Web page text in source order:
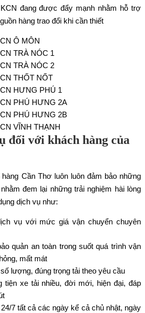
đang được đẩy mạnh nhằm hỗ trợ
hàng trao đổi khi cần thiết
Ô MÔN
TRÀ NÓC 1
TRÀ NÓC 2
THỐT NỐT
HƯNG PHÚ 1
PHÚ HƯNG 2A
PHÚ HƯNG 2B
VĨNH THẠNH
đối với khách hàng của
Cần Thơ luôn luôn đảm bảo những
đem lại những trải nghiệm hài lòng
dịch vụ như:
vụ với mức giá vận chuyển chuyên
quản an toàn trong suốt quá trình vận
mất mát
lượng, đúng trọng tải theo yêu cầu
tiện xe tải nhiều, đời mới, hiện đại, đáp
7 tất cả các ngày kể cả chủ nhật, ngày